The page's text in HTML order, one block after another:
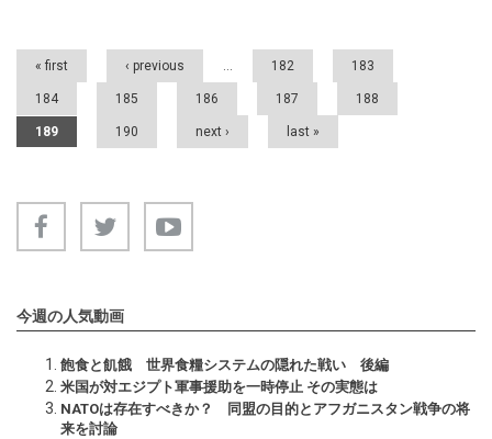
Pages
« first ‹ previous … 182 183
184 185 186 187 188
189 190 next › last »
今週の人気動画
飽食と飢餓 世界食糧システムの隠れた戦い 後編
米国が対エジプト軍事援助を一時停止 その実態は
NATOは存在すべきか？ 同盟の目的とアフガニスタン戦争の将
来を討論